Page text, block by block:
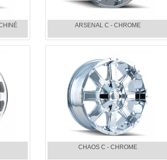
ARSENAL C - CHROME
CHAOS C - CHROME